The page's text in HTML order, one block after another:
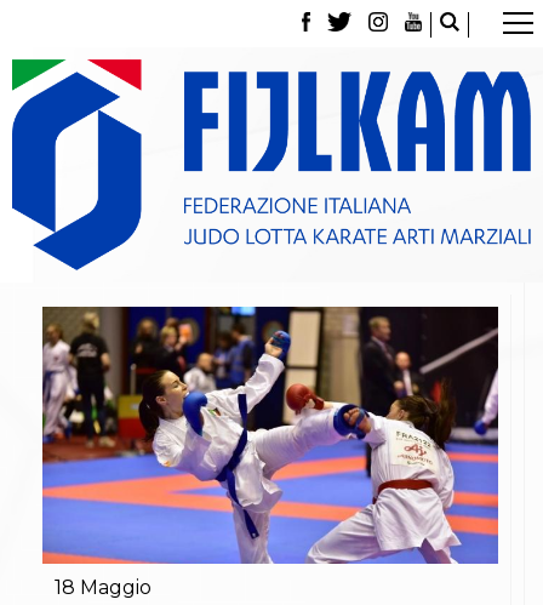
La Federazione
Tesseramento
Contatti
Norme e modulistica Affiliazioni e Tesseramenti
Classifica Società Sportive con più di 100 atleti
tesserati
Gare e Risultati
Archivio eventi
Dove siamo
Media
Partners
Trasparenza
Judo
La disciplina
News
Attività Didattica
Gare e Risultati
Albi Federali
18 Maggio